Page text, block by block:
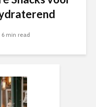
6 min read